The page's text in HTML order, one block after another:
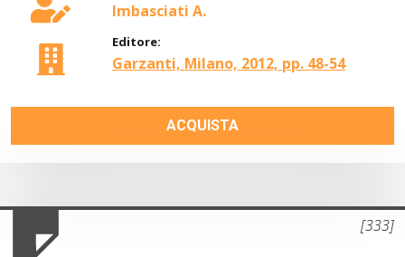
Imbasciati A.
Editore:
Garzanti, Milano, 2012, pp. 48-54
ACQUISTA
[333]